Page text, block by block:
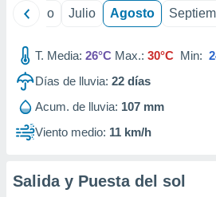
1199
Junio Julio Agosto
T. Media: 26°C Max.: 30°C Min:
Días de lluvia: 22 días
Acum. de lluvia: 107 mm
Viento medio: 11 km/h
Salida y Puesta del sol